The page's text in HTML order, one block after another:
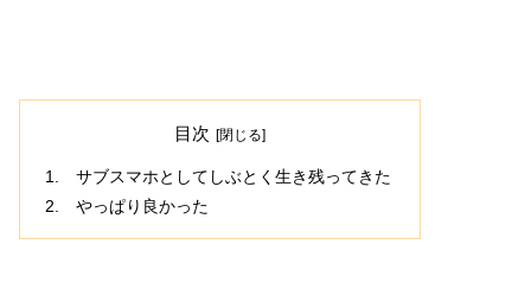
目次
サブスマホとしてしぶとく生き残ってきた
やっぱり良かった